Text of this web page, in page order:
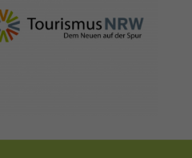
nrw-tourismus.de